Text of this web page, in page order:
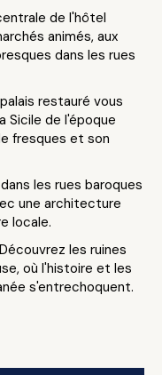
de l'hôtel
animés, aux
dans les rues
restauré vous
Sicile de l'époque
fresques et son
les rues baroques
une architecture
locale.
les ruines
où l'histoire et les
s'entrechoquent.